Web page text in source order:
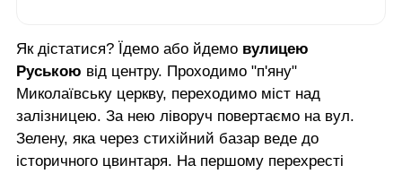
Як дістатися? Їдемо або йдемо вулицею
Руською від центру. Проходимо "п'яну"
Миколаївську церкву, переходимо міст над
залізницею. За нею ліворуч повертаємо на вул.
Зелену, яка через стихійний базар веде до
історичного цвинтаря. На першому перехресті